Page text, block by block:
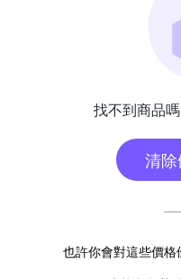
找不到商品
清
也許你會對這些價格